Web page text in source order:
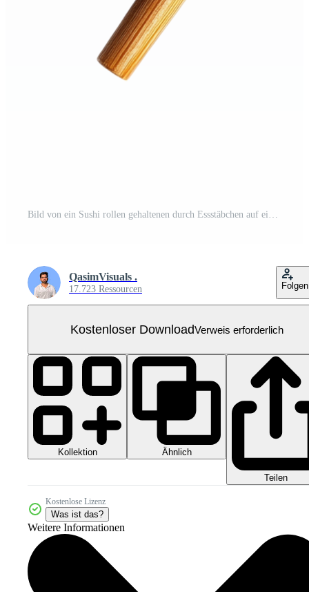
Bild von ein Sushi rollen gehaltenen durch Essstäbchen auf ein transparent Hintergrund Kostenloses PNG
QasimVisuals .
17.723 Ressourcen Folgen
Kostenloser DownloadVerweis erforderlich
Kollektion Ähnlich
Teilen
Kostenlose Lizenz
Was ist das?
Weitere Informationen